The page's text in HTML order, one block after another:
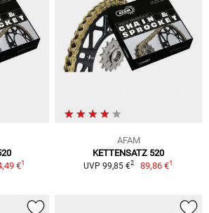
€1
AFAM
KETTENSATZ 520
UVP 99,85 €2 89,86 €1